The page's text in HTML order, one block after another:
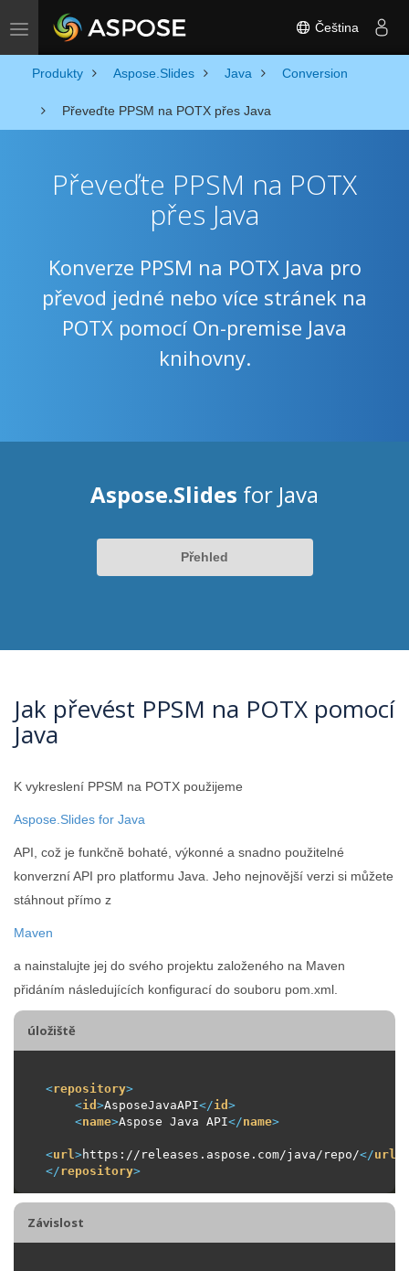
Toggle navigation Čeština
Produkty Aspose.Slides Java Conversion
Převeďte PPSM na POTX přes Java
Převeďte PPSM na POTX
přes Java
Konverze PPSM na POTX Java pro
převod jedné nebo více stránek na
POTX pomocí On-premise Java
knihovny.
Aspose.Slides for Java
Přehled
Jak převést PPSM na POTX pomocí
Java
K vykreslení PPSM na POTX použijeme
Aspose.Slides for Java
API, což je funkčně bohaté, výkonné a snadno použitelné
konverzní API pro platformu Java. Jeho nejnovější verzi si můžete
stáhnout přímo z
Maven
a nainstalujte jej do svého projektu založeného na Maven
přidáním následujících konfigurací do souboru pom.xml.
úložiště
<repository>
<id >AsposeJavaAPI</id >
<name>Aspose Java API</name>
<url >https://releases.aspose.com/java/repo/</url
</repository>
Závislost